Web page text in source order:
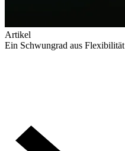
Artikel
Ein Schwungrad aus Flexibilität